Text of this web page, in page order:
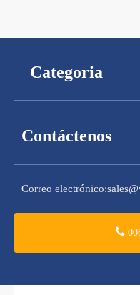
Categoria
Contáctenos
Correo electrónico: